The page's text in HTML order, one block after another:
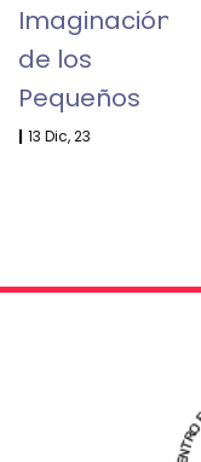
Imaginación
de los
Pequeños
| 13 Dic, 23